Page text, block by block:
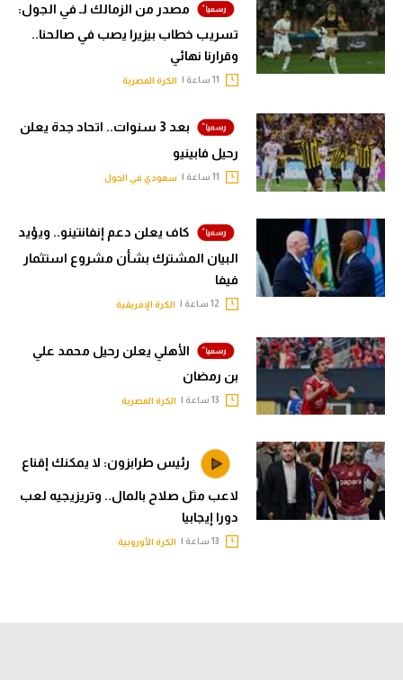
مصدر من الزمالك لـ في الجول:
تسريب خطاب بيزيرا يصب في صالحنا..
وقرارنا نهائي
الكرة المصرية
بعد 3 سنوات.. اتحاد جدة يعلن
رحيل فابينيو
سعودي في الجول
كاف يعلن دعم إنفانتينو.. ويؤيد
البيان المشترك بشأن مشروع استثمار
فيفا
الكرة الإفريقية
الأهلي يعلن رحيل محمد علي
بن رمضان
الكرة المصرية
رئيس طرابزون: لا يمكنك إقناع
لاعب مثل صلاح بالمال.. وتريزيجيه لعب
دورا إيجابيا
الكرة الأوروبية